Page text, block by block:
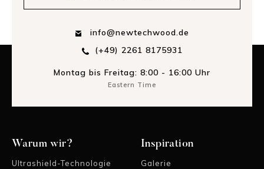
info@newtechwood.de
(+49) 2261 8175931
Montag bis Freitag: 8:00 - 16:00 Uhr
Eastern Time
Warum wir?
Ultrashield-Technologie
Inspiration
Galerie